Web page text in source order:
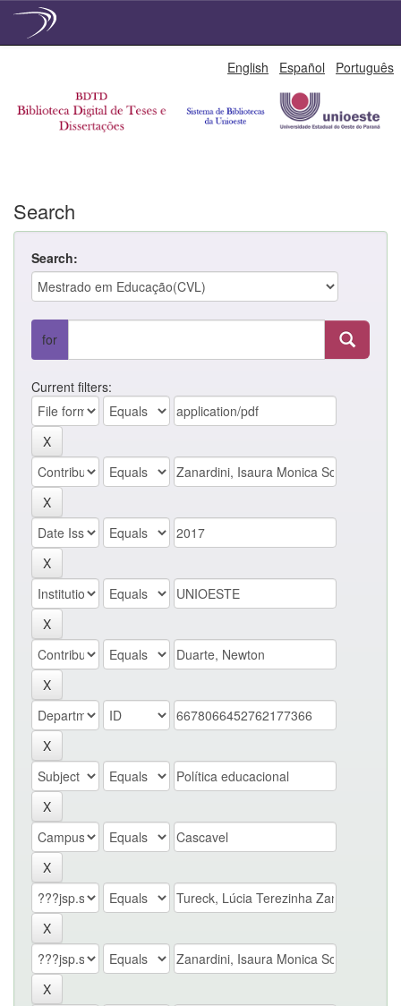
English Español Português
Search
Search:
for
Current filters: